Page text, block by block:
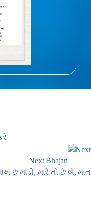
Next Bhajan
છે માડી, મારે તો છે બે, માત